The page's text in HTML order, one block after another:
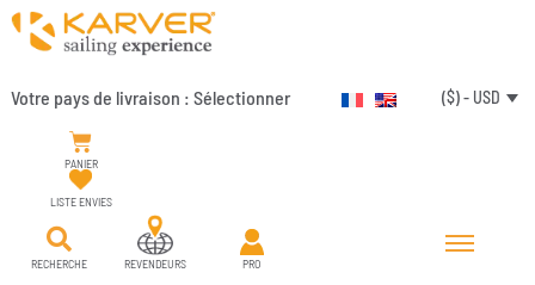
Votre pays de livraison : Sélectionner ($) - USD
PANIER
LISTE ENVIES
RECHERCHE REVENDEURS PRO